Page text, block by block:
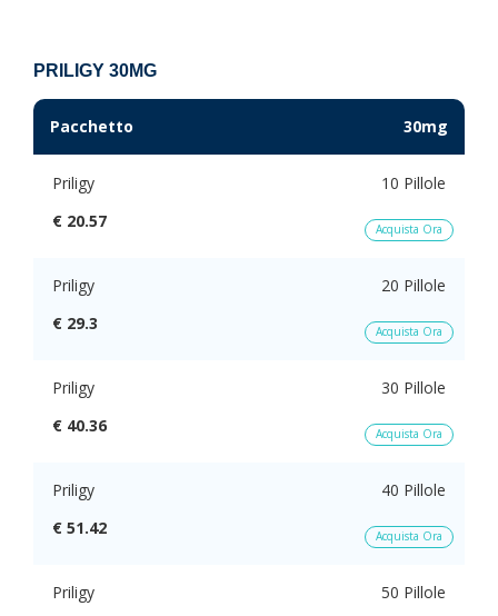
PRILIGY 30MG
Pacchetto 30mg
Priligy
10 Pillole
€ 20.57
Acquista Ora
Priligy
20 Pillole
€ 29.3
Acquista Ora
Priligy
30 Pillole
€ 40.36
Acquista Ora
Priligy
40 Pillole
€ 51.42
Acquista Ora
Priligy
50 Pillole